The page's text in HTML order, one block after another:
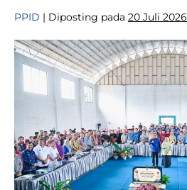
Gedung
DPRD
PPID | Diposting pada 20 Juli 2026
Kepala
Dinas
Gubernur
Sulteng
pada
Rakor